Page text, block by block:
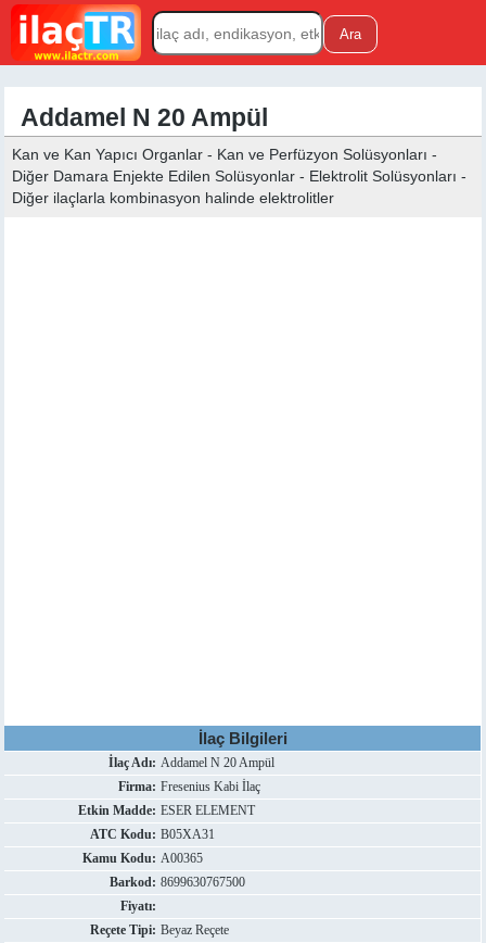
Addamel N 20 Ampül
Kan ve Kan Yapıcı Organlar - Kan ve Perfüzyon Solüsyonları -
Diğer Damara Enjekte Edilen Solüsyonlar - Elektrolit Solüsyonları -
Diğer ilaçlarla kombinasyon halinde elektrolitler
İlaç Bilgileri
İlaç Adı: Addamel N 20 Ampül
Firma: Fresenius Kabi İlaç
Etkin Madde: ESER ELEMENT
ATC Kodu: B05XA31
Kamu Kodu: A00365
Barkod: 8699630767500
Fiyatı:
Reçete Tipi: Beyaz Reçete